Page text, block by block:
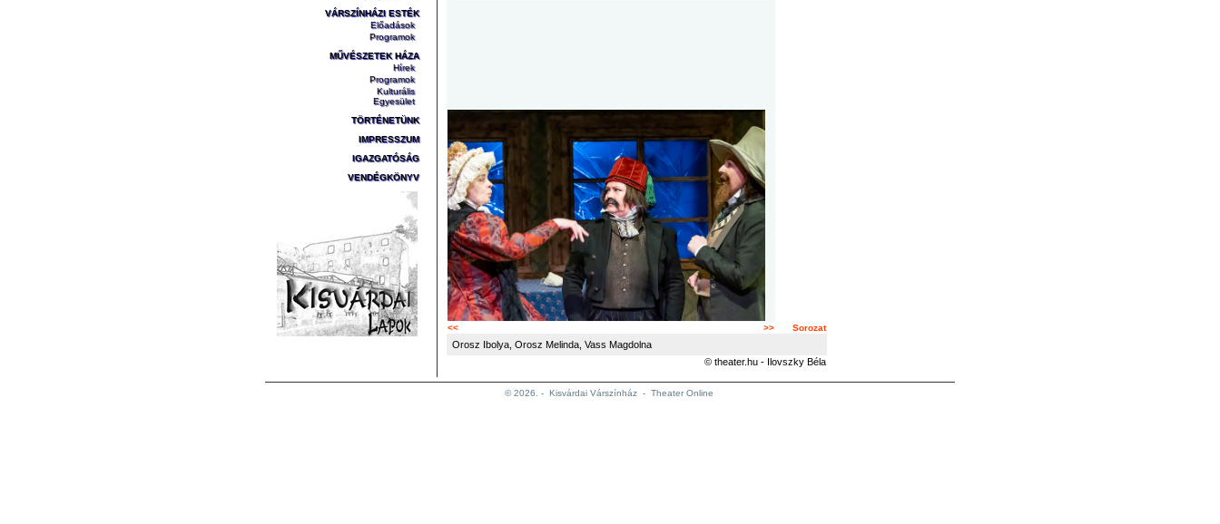
VÁRSZÍNHÁZI ESTÉK
Előadások
Programok
MŰVÉSZETEK HÁZA
Hírek
Programok
Kulturális
Egyesület
TÖRTÉNETÜNK
IMPRESSZUM
IGAZGATÓSÁG
VENDÉGKÖNYV
<< >> Sorozat
Orosz Ibolya, Orosz Melinda, Vass Magdolna
© theater.hu - Ilovszky Béla
© 2026. - Kisvárdai Várszínház - Theater Online